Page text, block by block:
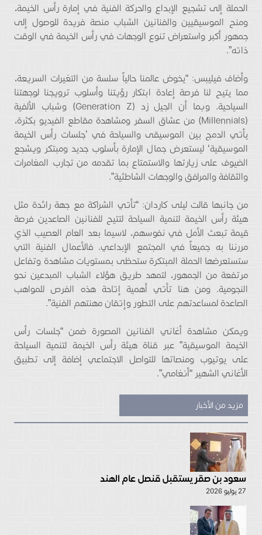
الحملة إلى تشجيع الإبداع والحركة الفنية في إمارة رأس الخيمة،
ومنح الموسيقيين والفنانين الشباب منصة فريدة للوصول إلى
جمهور أكبر واستعراض تنوع الوجهات في رأس الخيمة في الوقت
ذاته”.
وأضاف فيليبس: “يخوض عالمنا حالياً سلسة من التغيرات السريعة،
مما يتيح لنا فرصة إعادة ابتكار رؤيتنا وأسلوب ترويجنا لوجهتنا
السياحية. وبما أن الجيل زد (Generation Z) وشباب الألفية
(Millennials) من عشاق السفر ومشاهدة مقاطع الفيديو بكثرة،
يأتي الدمج بين الموسيقى والسياحة في ’جلسات رأس الخيمة
الموسيقية‘ ليستعرض جمال الإمارة بأسلوب جديد ومبتكر ويشجع
الضيوف على زيارتها والاستمتاع بما تقدمه من تجارب المغامرات
والثقافة والمرافق والوجهات الشاطئية”.
من جانبها قالت ليلى كاردان: “تأتي الشراكة مع جهة رائدة مثل
هيئة رأس الخيمة لتنمية السياحة لتتيح للفنانين الصاعدين فرصة
قيمة تبعث الأمل في نفوسهم، لاسيما بعد العام العصيب الذي
مررننا به جميعاً في المجتمع الإبداعي. فالأعمال الفنية التي
ستستعرضها الحملة المبتكرة ستحظى بمستويات مشاهدة وتفاعل
مرتفعة من الجمهور، لتمهد طريق هؤلاء الشباب المبدعين نحو
النجومية. ومن هنا تأتي أهمية إتاحة هذه الفرص للمواهب
الصاعدة لمساعدتهم على التطور وإتقان مهنتهم الفنية”.
ويمكن مشاهدة أغاني الفنانين المصورة ضمن “جلسات رأس
الخيمة الموسيقية” عبر قناة هيئة رأس الخيمة لتنمية السياحة
على يوتيوب ومنصاتها للتواصل الاجتماعي إضافة إلى تطبيق
الأغاني الشهير “أنغامي”.
مزيد من الأخبار
سعود بن صقر يستقبل قنصل عام الهند
27 يوليو 2026